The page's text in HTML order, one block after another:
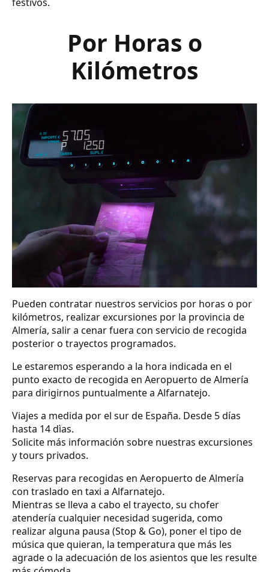
Por Horas o
Kilómetros
Pueden contratar nuestros servicios por horas o por
kilómetros, realizar excursiones por la provincia de
Almería, salir a cenar fuera con servicio de recogida
posterior o trayectos programados.
Le estaremos esperando a la hora indicada en el
punto exacto de recogida en Aeropuerto de Almería
para dirigirnos puntualmente a Alfarnatejo.
Viajes a medida por el sur de España. Desde 5 días
hasta 14 dìas.
Solicite más información sobre nuestras excursiones
y tours privados.
Reservas para recogidas en Aeropuerto de Almería
con traslado en taxi a Alfarnatejo.
Mientras se lleva a cabo el trayecto, su chofer
atendería cualquier necesidad sugerida, como
realizar alguna pausa (Stop & Go), poner el tipo de
música que quieran, la temperatura que más les
agrade o la adecuación de los asientos que les resulte